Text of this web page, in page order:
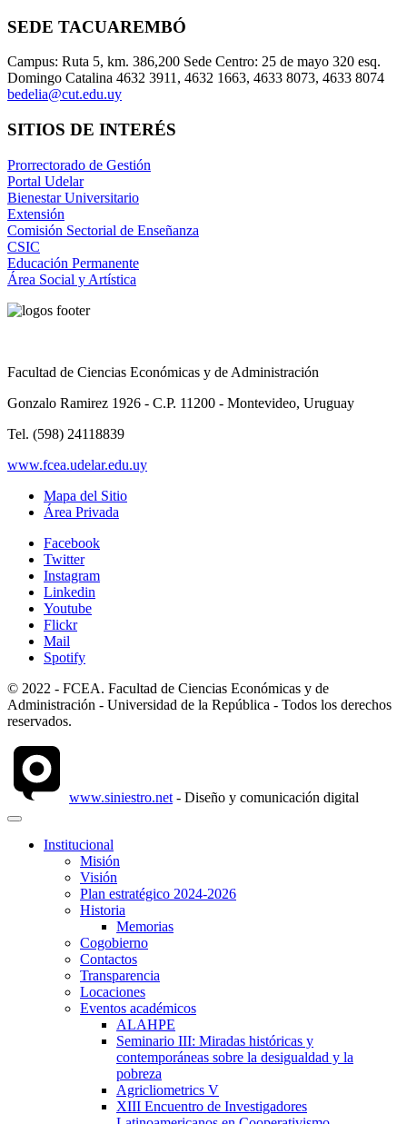
SEDE TACUAREMBÓ
Campus: Ruta 5, km. 386,200 Sede Centro: 25 de mayo 320 esq.
Domingo Catalina 4632 3911, 4632 1663, 4633 8073, 4633 8074
bedelia@cut.edu.uy
SITIOS DE INTERÉS
Prorrectorado de Gestión
Portal Udelar
Bienestar Universitario
Extensión
Comisión Sectorial de Enseñanza
CSIC
Educación Permanente
Área Social y Artística
Facultad de Ciencias Económicas y de Administración
Gonzalo Ramirez 1926 - C.P. 11200 - Montevideo, Uruguay
Tel. (598) 24118839
www.fcea.udelar.edu.uy
Mapa del Sitio
Área Privada
Facebook
Twitter
Instagram
Linkedin
Youtube
Flickr
Mail
Spotify
© 2022 - FCEA. Facultad de Ciencias Económicas y de
Administración - Universidad de la República - Todos los derechos
reservados.
www.siniestro.net - Diseño y comunicación digital
Institucional
Misión
Visión
Plan estratégico 2024-2026
Historia
Memorias
Cogobierno
Contactos
Transparencia
Locaciones
Eventos académicos
ALAHPE
Seminario III: Miradas históricas y
contemporáneas sobre la desigualdad y la
pobreza
Agricliometrics V
XIII Encuentro de Investigadores